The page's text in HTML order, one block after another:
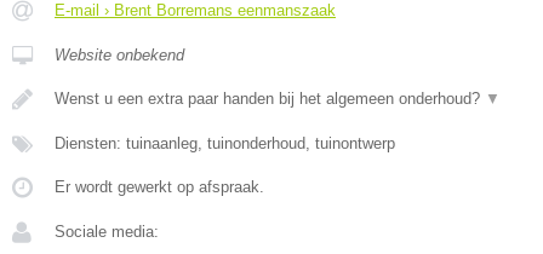
E-mail › Brent Borremans eenmanszaak
Website onbekend
Wenst u een extra paar handen bij het algemeen onderhoud? ▼
Diensten: tuinaanleg, tuinonderhoud, tuinontwerp
Er wordt gewerkt op afspraak.
Sociale media: